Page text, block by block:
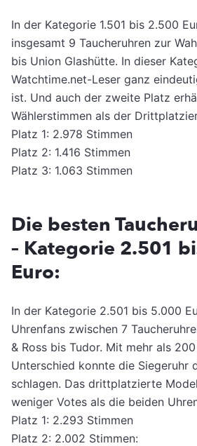
In der Kategorie 1.501 bis 2.500
insgesamt 9 Taucheruhren zur
bis Union Glashütte. In dieser
Watchtime.net-Leser ganz
ist. Und auch der zweite Platz
Wählerstimmen als der
Platz 1: 2.978 Stimmen
Platz 2: 1.416 Stimmen
Platz 3: 1.063 Stimmen
Die besten
– Kategorie 2.501
Euro:
In der Kategorie 2.501 bis 5.000
Uhrenfans zwischen 7
& Ross bis Tudor. Mit mehr als
Unterschied konnte die Siegeruhr
schlagen. Das drittplatzierte
weniger Votes als die beiden
Platz 1: 2.293 Stimmen
Platz 2: 2.002 Stimmen: